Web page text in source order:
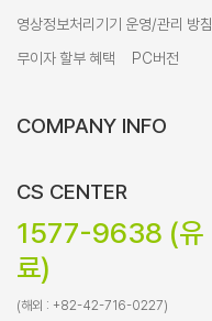
영상정보처리기기 운영/관리 방침
무이자 할부 혜택
PC버전
COMPANY INFO
CS CENTER
1577-9638 (유
료)
(해외 : +82-42-716-0227)